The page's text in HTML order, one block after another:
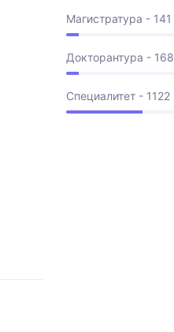
Магистратура - 141
Докторантура - 168
Специалитет - 1122